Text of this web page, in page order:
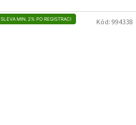
SLEVA MIN. 2% PO REGISTRACI Kód:994338